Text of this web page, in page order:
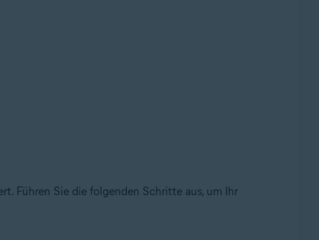
Führen Sie die folgenden Schritte aus, um Ihr